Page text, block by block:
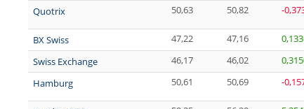
Quotrix
50,63 50,82 -
BX Swiss 47,22 47,16
Swiss Exchange
46,17 46,02
Hamburg
50,61 50,69 -